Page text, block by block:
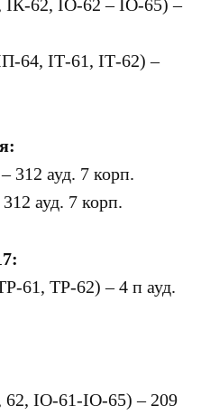
62, ІО-62 – ІО-65) –
64, ІТ-61, ІТ-62) –
312 ауд. 7 корп.
ауд. 7 корп.
61, ТР-62) – 4 п ауд.
ІО-61-ІО-65) – 209